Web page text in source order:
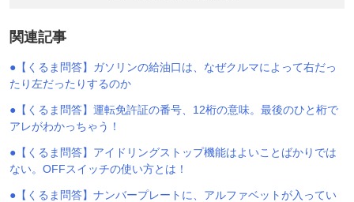
関連記事
●【くるま問答】ガソリンの給油口は、なぜクルマによって右だっ
たり左だったりするのか
●【くるま問答】運転免許証の番号、12桁の意味。最後のひと桁で
アレがわかっちゃう！
●【くるま問答】アイドリングストップ機能はよいことばかりでは
ない。OFFスイッチの使い方とは！
●【くるま問答】ナンバープレートに、アルファベットが入ってい